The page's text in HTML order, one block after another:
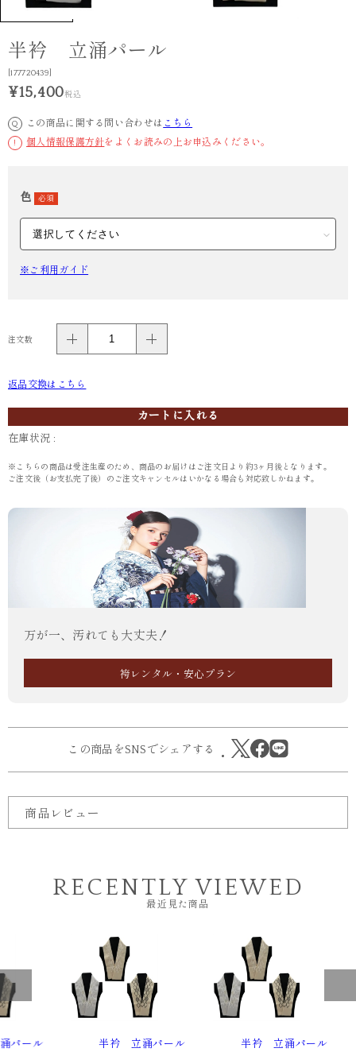
半衿 立涌パール
[177720439]
¥15,400税込
Q この商品に関する問い合わせは こちら
! 個人情報保護方針をよくお読みの上お申込みください。
色 必須
※ご利用ガイド
注文数
返品交換はこちら
カートに入れる
在庫状況 :
※こちらの商品は受注生産のため、商品のお届けはご注文日より約3ヶ月後となります。
ご注文後（お支払完了後）のご注文キャンセルはいかなる場合も対応致しかねます。
万が一、汚れても大丈夫！
袴レンタル・安心プラン
この商品をSNSでシェアする
商品レビュー
RECENTLY VIEWED
最近見た商品
パール 半衿 立涌パール 半衿 立涌パール